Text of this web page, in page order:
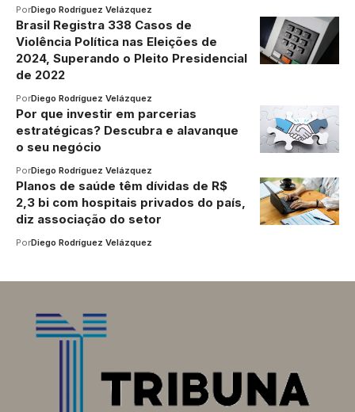
PorDiego Rodríguez Velázquez
Brasil Registra 338 Casos de
Violência Política nas Eleições de
2024, Superando o Pleito Presidencial
de 2022
PorDiego Rodríguez Velázquez
Por que investir em parcerias
estratégicas? Descubra e alavanque
o seu negócio
PorDiego Rodríguez Velázquez
Planos de saúde têm dívidas de R$
2,3 bi com hospitais privados do país,
diz associação do setor
PorDiego Rodríguez Velázquez